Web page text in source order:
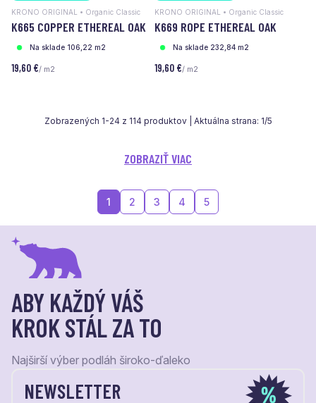
KRONO ORIGINAL • Organic Classic
K665 COPPER ETHEREAL OAK
Na sklade 106,22 m2
19,60 €/ m2
KRONO ORIGINAL • Organic Classic
K669 ROPE ETHEREAL OAK
Na sklade 232,84 m2
19,60 €/ m2
Zobrazených 1-24z 114produktov | Aktuálna strana: 1/5
ZOBRAZIŤ VIAC
1 2 3 4 5
ABY KAŽDÝ VÁŠ
KROK STÁL ZA TO
Najširší výber podláh široko-ďaleko
NEWSLETTER